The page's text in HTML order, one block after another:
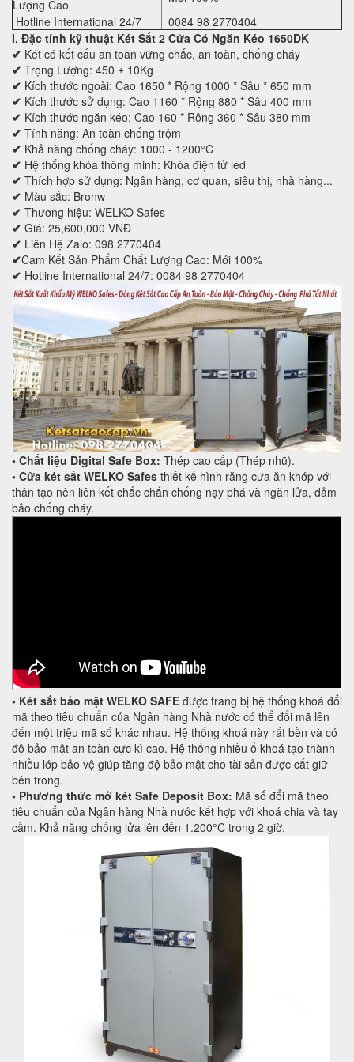
Lượng Cao
Hotline International 24/7
0084 98 2770404
I. Đặc tính kỹ thuật Két Sắt 2 Cửa Có Ngăn Kéo 1650DK
✔ Két có kết cấu an toàn vững chắc, an toàn, chống cháy
✔ Trọng Lượng: 450 ± 10Kg
✔ Kích thước ngoài: Cao 1650 * Rộng 1000 * Sâu * 650 mm
✔ Kích thước sử dụng: Cao 1160 * Rộng 880 * Sâu 400 mm
✔ Kích thước ngăn kéo: Cao 160 * Rộng 360 * Sâu 380 mm
✔ Tính năng: An toàn chống trộm
✔ Khả năng chống cháy: 1000 - 1200°C
✔ Hệ thống khóa thông minh: Khóa điện tử led
✔ Thích hợp sử dụng: Ngân hàng, cơ quan, siêu thị, nhà hàng...
✔ Màu sắc: Bronw
✔ Thương hiệu: WELKO Safes
✔ Giá: 25,600,000 VNĐ
✔ Liên Hệ Zalo: 098 2770404
✔Cam Kết Sản Phẩm Chất Lượng Cao: Mới 100%
✔ Hotline International 24/7: 0084 98 2770404
• Chất liệu Digital Safe Box: Thép cao cấp (Thép nhũ).
• Cửa két sắt WELKO Safes thiết kế hình răng cưa ăn khớp với
thân tạo nên liên kết chắc chắn chống nạy phá và ngăn lửa, đảm
bảo chống cháy.
• Két sắt bảo mật WELKO SAFE được trang bị hệ thống khoá đổi
mã theo tiêu chuẩn của Ngân hàng Nhà nước có thể đổi mã lên
đến một triệu mã số khác nhau. Hệ thống khoá này rất bền và có
độ bảo mật an toàn cực kì cao. Hệ thống nhiều ổ khoá tạo thành
nhiều lớp bảo vệ giúp tăng độ bảo mật cho tài sản được cất giữ
bên trong.
• Phương thức mở két Safe Deposit Box: Mã số đổi mã theo
tiêu chuẩn của Ngân hàng Nhà nước kết hợp với khoá chia và tay
cầm. Khả năng chống lửa lên đến 1.200°C trong 2 giờ.